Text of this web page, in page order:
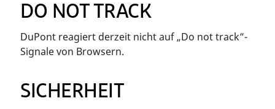
DO NOT TRACK
DuPont reagiert derzeit nicht auf „Do not track”-
Signale von Browsern.
SICHERHEIT